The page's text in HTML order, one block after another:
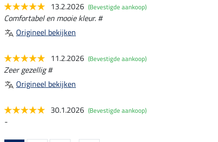
13.2.2026 (Bevestigde aankoop)
Comfortabel en mooie kleur. #
Origineel bekijken
11.2.2026 (Bevestigde aankoop)
Zeer gezellig #
Origineel bekijken
30.1.2026 (Bevestigde aankoop)
-